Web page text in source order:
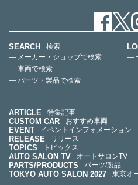
SEARCH
検索
— メーカー・ショップで検索
— 車両で検索
— パーツ・製品で検索
—
ARTICLE 特集記事
CUSTOM CAR おすすめ車両
EVENT イベントインフォメーション
RELEASE リリース
TOPICS トピックス
AUTO SALON TV オートサロンTV
PARTS/PRODUCTS パーツ/製品
TOKYO AUTO SALON 2027 東京オ